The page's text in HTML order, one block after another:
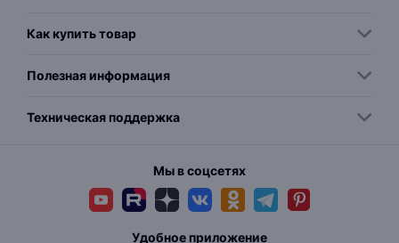
Как купить товар
Полезная информация
Техническая поддержка
Мы в соцсетях
Удобное приложение